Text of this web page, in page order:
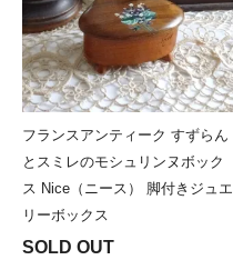
フランスアンティーク すずらん
とスミレのモシュリンヌボック
ス Nice（ニース） 脚付きジュエ
リーボックス
SOLD OUT